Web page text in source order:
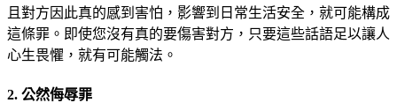
且對方因此真的感到害怕，影響到日常生活安全，就可能構成
這條罪。即使您沒有真的要傷害對方，只要這些話語足以讓人
心生畏懼，就有可能觸法。
2. 公然侮辱罪